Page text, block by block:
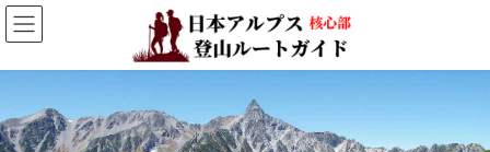
コ
ン
ン
へ
ス
ナ
ビ
ー
ョ
ン